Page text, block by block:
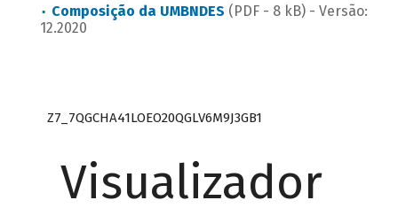
Composição da UMBNDES (PDF - 8 kB) - Versão:
12.2020
Z7_7QGCHA41LOEO20QGLV6M9J3GB1
Visualizador